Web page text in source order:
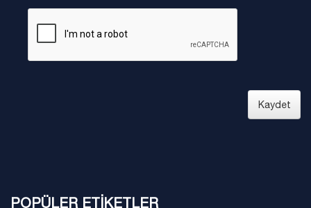
Kaydet
POPÜLER ETİKETLER